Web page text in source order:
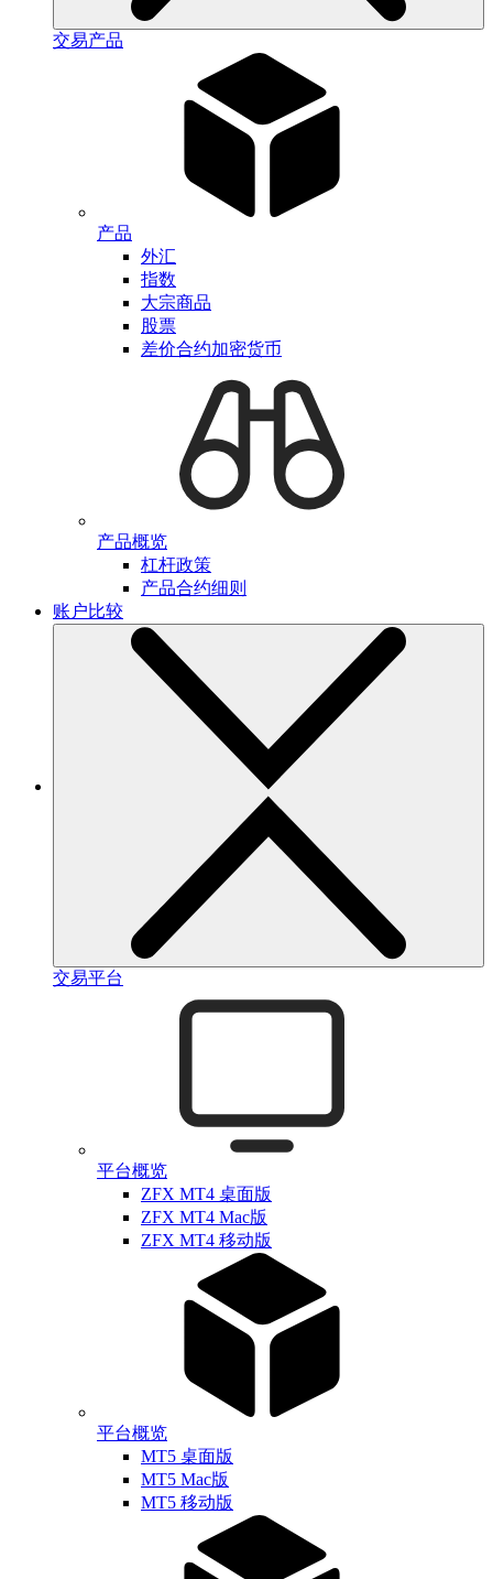
交易产品
产品
外汇
指数
大宗商品
股票
差价合约加密货币
产品概览
杠杆政策
产品合约细则
账户比较
交易平台
平台概览
ZFX MT4 桌面版
ZFX MT4 Mac版
ZFX MT4 移动版
平台概览
MT5 桌面版
MT5 Mac版
MT5 移动版